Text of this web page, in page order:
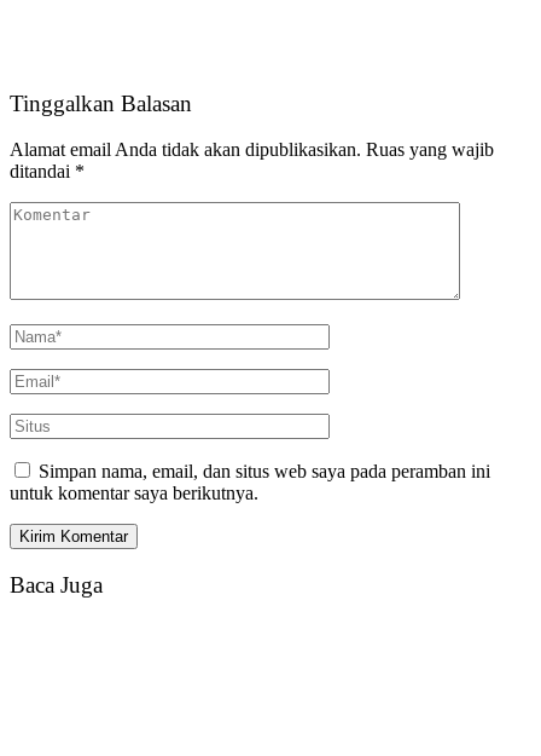
Tinggalkan Balasan
Alamat email Anda tidak akan dipublikasikan. Ruas yang wajib
ditandai *
Simpan nama, email, dan situs web saya pada peramban ini
untuk komentar saya berikutnya.
Baca Juga